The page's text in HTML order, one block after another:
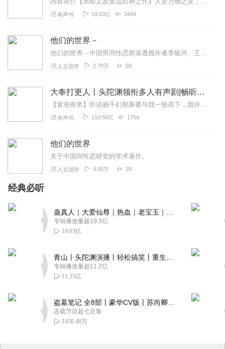
有声书 19.03亿 3434
他们的世界－
他们的世界－中国男同性恋群落透视作者李银河、王小波。本书勾勒出我国男同性恋现象的盖帽，对人口中的这一群具有异常性取向的人们做了客观可信的描述，并且介绍了古今...
人文国学 2.79万 58
大奉打更人丨头陀渊领衔多人有声剧|畅听全集|王鹤棣、田曦薇主演影视剧原著|卖报小郎君
【冒泡有奖】听说杨千幻那厮要与我一较高下，我许七安要开始装叉了！快进入声音播放页戳下方输入框，冒个泡偷偷告诉我，我要用哪些诗词才能胜过他？说得好的，有赏！202...
有声书 110.58亿 1754
他们的世界
关于中国同性恋研究的学术著作。
人文国学 4.05万 28
经典必听
专辑播放量超19.3亿
19.03亿
专辑播放量超11.2亿
11.25亿
连载节目超七百集
1450.48万